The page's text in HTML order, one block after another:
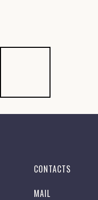
CONTACTS
MAIL